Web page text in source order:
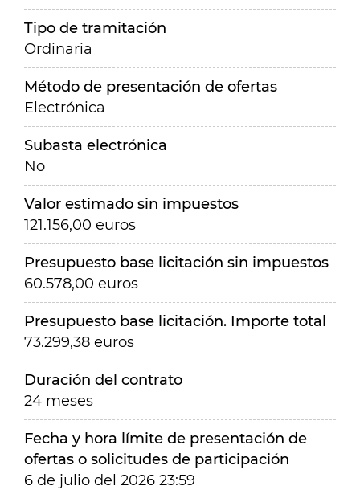
Tipo de tramitación
Ordinaria
Método de presentación de ofertas
Electrónica
Subasta electrónica
No
Valor estimado sin impuestos
121.156,00 euros
Presupuesto base licitación sin impuestos
60.578,00 euros
Presupuesto base licitación. Importe total
73.299,38 euros
Duración del contrato
24 meses
Fecha y hora límite de presentación de
ofertas o solicitudes de participación
6 de julio del 2026 23:59